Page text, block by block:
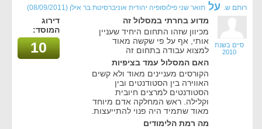
רותם ש. על תואר שני פילוסופיה יהודית אוניברסיטת בר אילן (08/09/2011)
סיים בשנת
2010
מדוע בחרתי במסלול זה
מכיוון שזהו התחום היחיד שעניין
אותי, אף על פי שקשה מאוד
למצוא עבודה בתחום זה
האם המסלול עמד בציפיות
הקורסים מעניינים מאוד ולא קשים
האווירה בין הסטודנטים ובין
הסטודנטים למרצים חיובית
וקלילה. ראש המחלקה אדם מיוחד
מאוד שתמיד היה פנוי להתייעצות.
מה רמת הלימודים
דירוג
המוסד:
10